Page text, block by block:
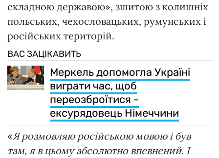
складною державою», зшитою з колишніх
польських, чехословацьких, румунських і
російських територій.
ВАС ЗАЦІКАВИТЬ
Меркель допомогла Україні
виграти час, щоб
переозброїтися -
ексурядовець Німеччини
«Я розмовляю російською мовою і був
там, я в цьому абсолютно впевнений. І